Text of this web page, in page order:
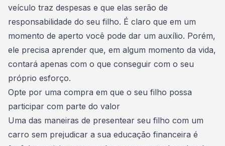
veículo traz despesas e que elas serão de
responsabilidade do seu filho. É claro que em um
momento de aperto você pode dar um auxílio. Porém,
ele precisa aprender que, em algum momento da vida,
contará apenas com o que conseguir com o seu
próprio esforço.
Opte por uma compra em que o seu filho possa
participar com parte do valor
Uma das maneiras de presentear seu filho com um
carro sem prejudicar a sua educação financeira é